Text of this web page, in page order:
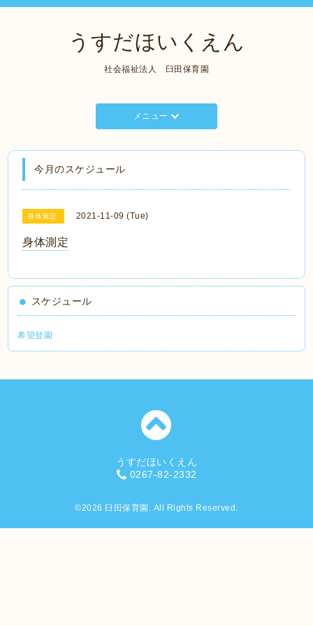
うすだほいくえん
社会福祉法人 臼田保育園
メニュー
今月のスケジュール
身体測定 2021-11-09 (Tue)
身体測定
スケジュール
希望登園
うすだほいくえん
0267-82-2332
©2026 臼田保育園 . All Rights Reserved.